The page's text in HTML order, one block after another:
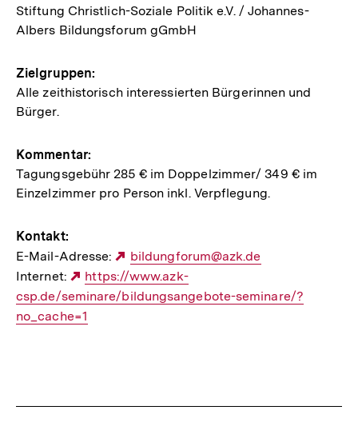
Stiftung Christlich-Soziale Politik e.V. / Johannes-
Albers Bildungsforum gGmbH
Zielgruppen:
Alle zeithistorisch interessierten Bürgerinnen und
Bürger.
Kommentar:
Tagungsgebühr 285 € im Doppelzimmer/ 349 € im
Einzelzimmer pro Person inkl. Verpflegung.
Kontakt:
E-Mail-Adresse:
Externer
Link:
bildungforum@azk.de
Internet:
Externer
Link:
https://www.azk-
csp.de/seminare/bildungsangebote-seminare/?
no_cache=1